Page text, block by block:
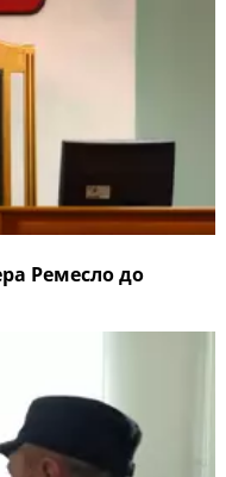
Ремесло до